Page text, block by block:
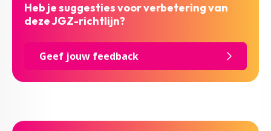
Heb je suggesties voor verbetering van
deze JGZ-richtlijn?
Geef jouw feedback